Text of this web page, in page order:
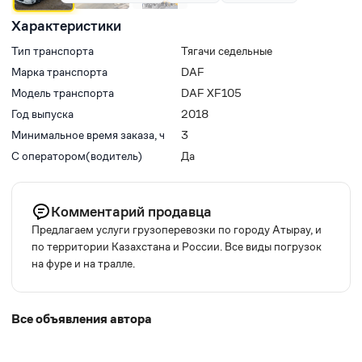
Характеристики
Тип транспорта
Тягачи седельные
Марка транспорта
DAF
Модель транспорта
DAF XF105
Год выпуска
2018
Минимальное время заказа, ч
3
С оператором(водитель)
Да
Комментарий продавца
Предлагаем услуги грузоперевозки по городу Атырау, и
по территории Казахстана и России. Все виды погрузок
на фуре и на тралле.
Все объявления автора